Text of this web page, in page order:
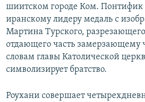
шиитском городе Ком. Понтифик
иранскому лидеру медаль с
Мартина Турского,
отдающего часть замерзающему
словам главы Католической
символизирует братство.
Роухани совершает